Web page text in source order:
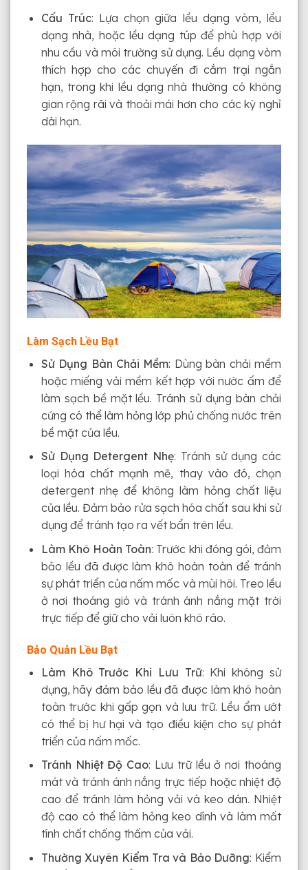
Cấu Trúc: Lựa chọn giữa lều dạng vòm, lều
dạng nhà, hoặc lều dạng túp để phù hợp với
nhu cầu và môi trường sử dụng. Lều dạng vòm
thích hợp cho các chuyến đi cắm trại ngắn
hạn, trong khi lều dạng nhà thường có không
gian rộng rãi và thoải mái hơn cho các kỳ nghỉ
dài hạn.
Làm Sạch Lều Bạt
Sử Dụng Bàn Chải Mềm: Dùng bàn chải mềm
hoặc miếng vải mềm kết hợp với nước ấm để
làm sạch bề mặt lều. Tránh sử dụng bàn chải
cứng có thể làm hỏng lớp phủ chống nước trên
bề mặt của lều.
Sử Dụng Detergent Nhẹ: Tránh sử dụng các
loại hóa chất mạnh mẽ, thay vào đó, chọn
detergent nhẹ để không làm hỏng chất liệu
của lều. Đảm bảo rửa sạch hóa chất sau khi sử
dụng để tránh tạo ra vết bẩn trên lều.
Làm Khô Hoàn Toàn: Trước khi đóng gói, đảm
bảo lều đã được làm khô hoàn toàn để tránh
sự phát triển của nấm mốc và mùi hôi. Treo lều
ở nơi thoáng gió và tránh ánh nắng mặt trời
trực tiếp để giữ cho vải luôn khô ráo.
Bảo Quản Lều Bạt
Làm Khô Trước Khi Lưu Trữ: Khi không sử
dụng, hãy đảm bảo lều đã được làm khô hoàn
toàn trước khi gấp gọn và lưu trữ. Lều ẩm ướt
có thể bị hư hại và tạo điều kiện cho sự phát
triển của nấm mốc.
Tránh Nhiệt Độ Cao: Lưu trữ lều ở nơi thoáng
mát và tránh ánh nắng trực tiếp hoặc nhiệt độ
cao để tránh làm hỏng vải và keo dán. Nhiệt
độ cao có thể làm hỏng keo dính và làm mất
tính chất chống thấm của vải.
Thường Xuyên Kiểm Tra và Bảo Dưỡng: Kiểm